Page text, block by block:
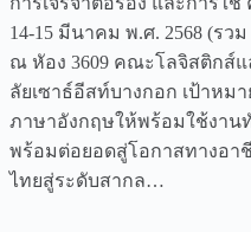
14-15 มีนาคม พ.ศ. 2568 (รวม
ณ หัอง 3609 คณะโลจิสติกส์
ลัยเซาธ์อีสท์บางกอก เป้าห
ภาษาอังกฤษให้พร้อมใช้งาน
พร้อมต่อยอดสู่โอกาสทางอา
ไทยสู่ระดับสากล…